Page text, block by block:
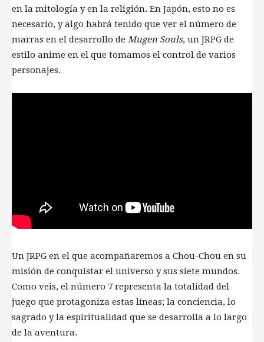
en la mitología y en la religión. En Japón, esto no es
necesario, y algo habrá tenido que ver el número de
marras en el desarrollo de Mugen Souls, un JRPG de
estilo anime en el que tomamos el control de varios
personajes.
Un JRPG en el que acompañaremos a Chou-Chou en su
misión de conquistar el universo y sus siete mundos.
Como veis, el número 7 representa la totalidad del
juego que protagoniza estas líneas; la conciencia, lo
sagrado y la espiritualidad que se desarrolla a lo largo
de la aventura.